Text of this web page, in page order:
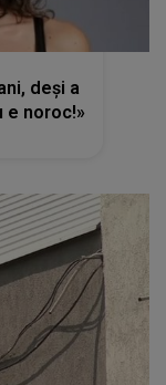
deși a
e noroc!»